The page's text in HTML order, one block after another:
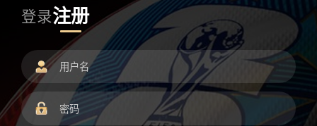
登录注册